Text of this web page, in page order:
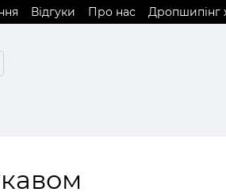
Відгуки Про нас Дропшипінг